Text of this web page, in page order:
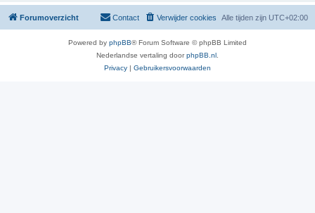
Forumoverzicht Alle tijden zijn UTC+02:00
Verwijder cookies
Contact
Powered by phpBB® Forum Software © phpBB Limited
Nederlandse vertaling doorphpBB.nl
Privacy | Gebruikersvoorwaarden